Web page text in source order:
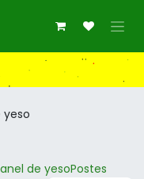
yeso
de yesoPostes